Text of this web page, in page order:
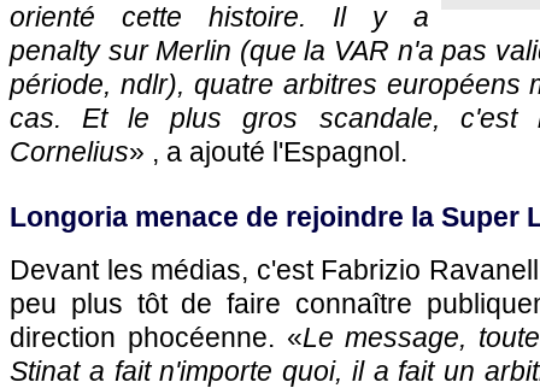
orienté cette histoire. Il y a
penalty sur Merlin (que la VAR n'a pas
période, ndlr), quatre arbitres européens
cas. Et le plus gros scandale, c'est
Cornelius» , a ajouté l'Espagnol.
Longoria menace de rejoindre la Super
Devant les médias, c'est Fabrizio
peu plus tôt de faire connaître
direction phocéenne. «Le message,
Stinat a fait n'importe quoi, il a fait un